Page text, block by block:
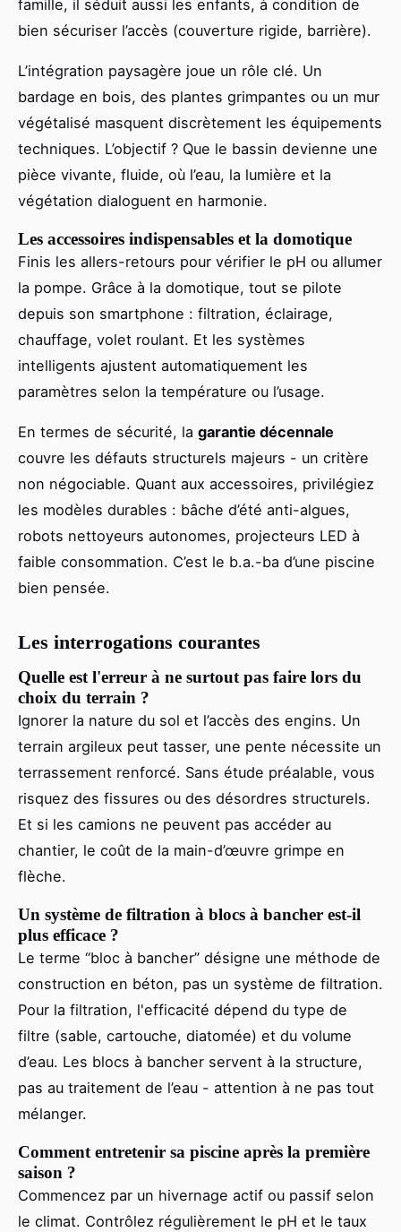
famille, il séduit aussi les enfants, à condition de
bien sécuriser l’accès (couverture rigide, barrière).
L’intégration paysagère joue un rôle clé. Un
bardage en bois, des plantes grimpantes ou un mur
végétalisé masquent discrètement les équipements
techniques. L’objectif ? Que le bassin devienne une
pièce vivante, fluide, où l’eau, la lumière et la
végétation dialoguent en harmonie.
Les accessoires indispensables et la domotique
Finis les allers-retours pour vérifier le pH ou allumer
la pompe. Grâce à la domotique, tout se pilote
depuis son smartphone : filtration, éclairage,
chauffage, volet roulant. Et les systèmes
intelligents ajustent automatiquement les
paramètres selon la température ou l’usage.
En termes de sécurité, la garantie décennale
couvre les défauts structurels majeurs - un critère
non négociable. Quant aux accessoires, privilégiez
les modèles durables : bâche d’été anti-algues,
robots nettoyeurs autonomes, projecteurs LED à
faible consommation. C’est le b.a.-ba d’une piscine
bien pensée.
Les interrogations courantes
Quelle est l'erreur à ne surtout pas faire lors du
choix du terrain ?
Ignorer la nature du sol et l’accès des engins. Un
terrain argileux peut tasser, une pente nécessite un
terrassement renforcé. Sans étude préalable, vous
risquez des fissures ou des désordres structurels.
Et si les camions ne peuvent pas accéder au
chantier, le coût de la main-d’œuvre grimpe en
flèche.
Un système de filtration à blocs à bancher est-il
plus efficace ?
Le terme “bloc à bancher” désigne une méthode de
construction en béton, pas un système de filtration.
Pour la filtration, l'efficacité dépend du type de
filtre (sable, cartouche, diatomée) et du volume
d’eau. Les blocs à bancher servent à la structure,
pas au traitement de l’eau - attention à ne pas tout
mélanger.
Comment entretenir sa piscine après la première
saison ?
Commencez par un hivernage actif ou passif selon
le climat. Contrôlez régulièrement le pH et le taux